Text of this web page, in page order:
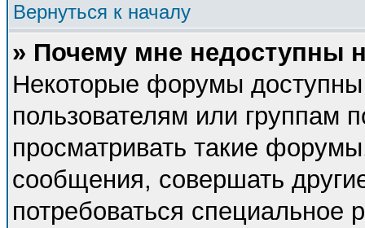
Вернуться к началу
» Почему мне недоступны
Некоторые форумы
пользователям или группам
просматривать такие
сообщения, совершать
потребоваться специальное